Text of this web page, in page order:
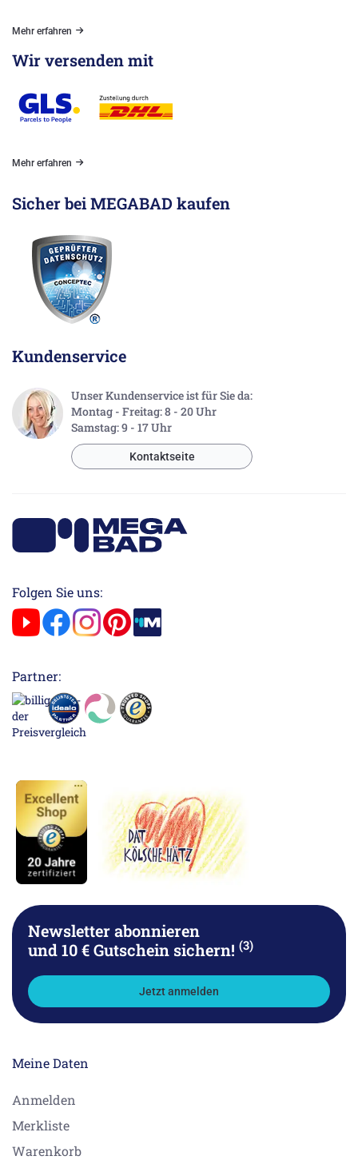
Mehr erfahren
Wir versenden mit
Mehr erfahren
Sicher bei MEGABAD kaufen
Kundenservice
Unser Kundenservice ist für Sie da:
Montag - Freitag: 8 - 20 Uhr
Samstag: 9 - 17 Uhr
Kontaktseite
Folgen Sie uns:
Partner:
Newsletter abonnieren
und 10 € Gutschein sichern! (3)
Jetzt anmelden
Meine Daten
Anmelden
Merkliste
Warenkorb